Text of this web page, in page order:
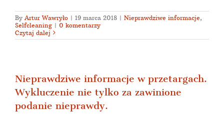
By Artur Wawryło | 19 marca 2018 | Nieprawdziwe informacje,
Selfcleaning | 0 komentarzy
Czytaj dalej
Nieprawdziwe informacje w przetargach.
Wykluczenie nie tylko za zawinione
podanie nieprawdy.